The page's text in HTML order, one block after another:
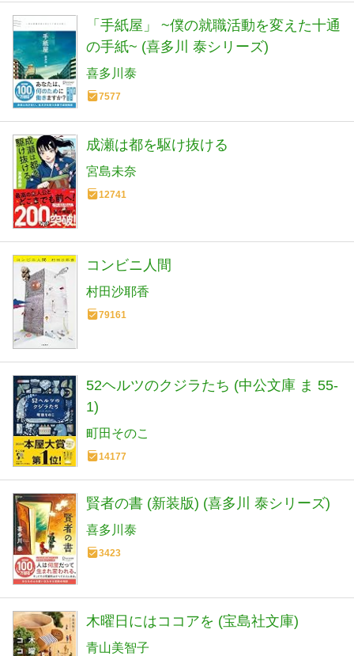
「手紙屋」 ~僕の就職活動を変えた十通
の手紙~ (喜多川 泰シリーズ)
喜多川泰
7577
成瀬は都を駆け抜ける
宮島未奈
12741
コンビニ人間
村田沙耶香
79161
52ヘルツのクジラたち (中公文庫 ま 55-
1)
町田そのこ
14177
賢者の書 (新装版) (喜多川 泰シリーズ)
喜多川泰
3423
木曜日にはココアを (宝島社文庫)
青山美智子